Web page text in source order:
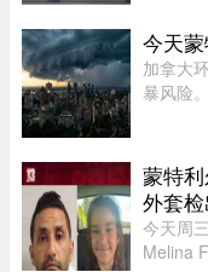
计划的
Nancy
今天
加拿大
暴风险
蒙特
外套
今天周
Melina